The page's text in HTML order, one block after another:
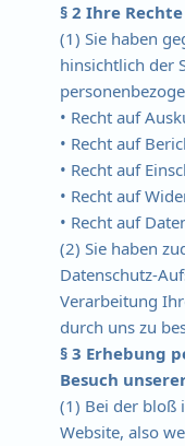
§ 2 Ihre Rechte
(1) Sie haben
hinsichtlich der
• Recht auf
• Recht auf
• Recht auf
• Recht auf
• Recht auf
(2) Sie haben
Datenschutz-
Verarbeitung
durch uns zu
§ 3 Erhebung
Besuch
(1) Bei der bloß
Website, also